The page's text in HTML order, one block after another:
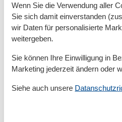
Heizung
Hochstuhl
Haartrockner
Internet - WLAN
Küche (offen)
Kühlschrank
Nichtraucher
Wenn Sie die Verwendung aller
Sie sich damit einverstanden
wir Daten für personalisierte
weitergeben.
Sie können Ihre Einwilligung in
Marketing jederzeit ändern oder
Siehe auch unsere